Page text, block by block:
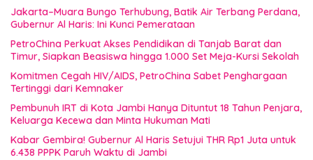
Jakarta–Muara Bungo Terhubung, Batik Air Terbang Perdana,
Gubernur Al Haris: Ini Kunci Pemerataan
PetroChina Perkuat Akses Pendidikan di Tanjab Barat dan
Timur, Siapkan Beasiswa hingga 1.000 Set Meja-Kursi Sekolah
Komitmen Cegah HIV/AIDS, PetroChina Sabet Penghargaan
Tertinggi dari Kemnaker
Pembunuh IRT di Kota Jambi Hanya Dituntut 18 Tahun Penjara,
Keluarga Kecewa dan Minta Hukuman Mati
Kabar Gembira! Gubernur Al Haris Setujui THR Rp1 Juta untuk
6.438 PPPK Paruh Waktu di Jambi